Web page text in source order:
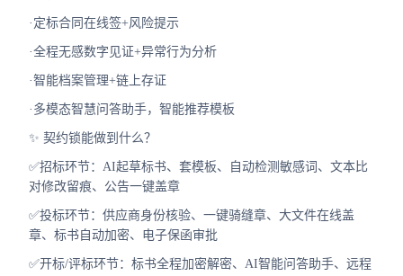
·定标合同在线签+风险提示
·全程无感数字见证+异常行为分析
·智能档案管理+链上存证
·多模态智慧问答助手，智能推荐模板
✨ 契约锁能做到什么？
✅招标环节：AI起草标书、套模板、自动检测敏感词、文本比
对修改留痕、公告一键盖章
✅投标环节：供应商身份核验、一键骑缝章、大文件在线盖
章、标书自动加密、电子保函审批
✅开标/评标环节：标书全程加密解密、AI智能问答助手、远程